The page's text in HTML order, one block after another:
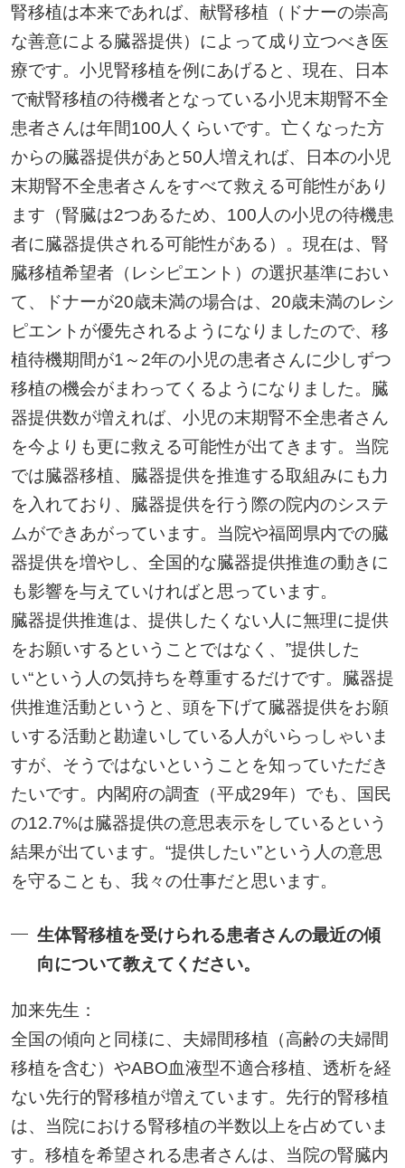
腎移植は本来であれば、献腎移植（ドナーの崇高
な善意による臓器提供）によって成り立つべき医
療です。小児腎移植を例にあげると、現在、日本
で献腎移植の待機者となっている小児末期腎不全
患者さんは年間100人くらいです。亡くなった方
からの臓器提供があと50人増えれば、日本の小児
末期腎不全患者さんをすべて救える可能性があり
ます（腎臓は2つあるため、100人の小児の待機患
者に臓器提供される可能性がある）。現在は、腎
臓移植希望者（レシピエント）の選択基準におい
て、ドナーが20歳未満の場合は、20歳未満のレシ
ピエントが優先されるようになりましたので、移
植待機期間が1～2年の小児の患者さんに少しずつ
移植の機会がまわってくるようになりました。臓
器提供数が増えれば、小児の末期腎不全患者さん
を今よりも更に救える可能性が出てきます。当院
では臓器移植、臓器提供を推進する取組みにも力
を入れており、臓器提供を行う際の院内のシステ
ムができあがっています。当院や福岡県内での臓
器提供を増やし、全国的な臓器提供推進の動きに
も影響を与えていければと思っています。
臓器提供推進は、提供したくない人に無理に提供
をお願いするということではなく、”提供した
い“という人の気持ちを尊重するだけです。臓器提
供推進活動というと、頭を下げて臓器提供をお願
いする活動と勘違いしている人がいらっしゃいま
すが、そうではないということを知っていただき
たいです。内閣府の調査（平成29年）でも、国民
の12.7%は臓器提供の意思表示をしているという
結果が出ています。“提供したい”という人の意思
を守ることも、我々の仕事だと思います。
生体腎移植を受けられる患者さんの最近の傾
向について教えてください。
加来先生：
全国の傾向と同様に、夫婦間移植（高齢の夫婦間
移植を含む）やABO血液型不適合移植、透析を経
ない先行的腎移植が増えています。先行的腎移植
は、当院における腎移植の半数以上を占めていま
す。移植を希望される患者さんは、当院の腎臓内